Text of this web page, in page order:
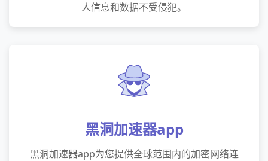
人信息和数据不受侵犯。
黑洞加速器app
黑洞加速器app为您提供全球范围内的加密网络连